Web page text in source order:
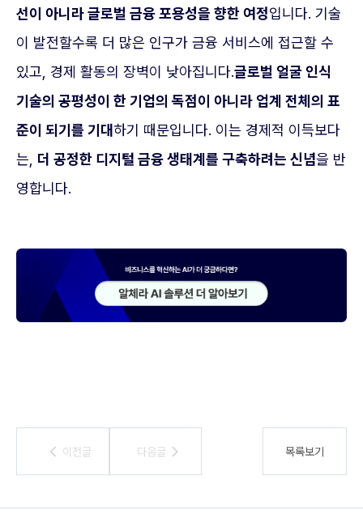
선이 아니라 글로벌 금융 포용성을 향한 여정입니다. 기술
이 발전할수록 더 많은 인구가 금융 서비스에 접근할 수
있고, 경제 활동의 장벽이 낮아집니다.글로벌 얼굴 인식
기술의 공평성이 한 기업의 독점이 아니라 업계 전체의 표
준이 되기를 기대하기 때문입니다. 이는 경제적 이득보다
는, 더 공정한 디지털 금융 생태계를 구축하려는 신념을 반
영합니다.
이전글
이전글 다음글
다음글 목록보기